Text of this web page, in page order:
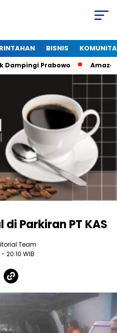
BISNIS
Prabowo Amazon
Parkiran PT KAS
Team
- 20:10 WIB